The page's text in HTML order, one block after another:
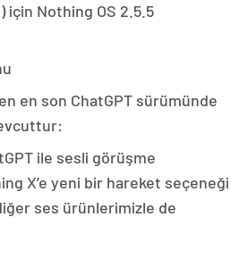
için Nothing OS 2.5.5
en son ChatGPT sürümünde
ile sesli görüşme
X’e yeni bir hareket seçeneği
ses ürünlerimizle de